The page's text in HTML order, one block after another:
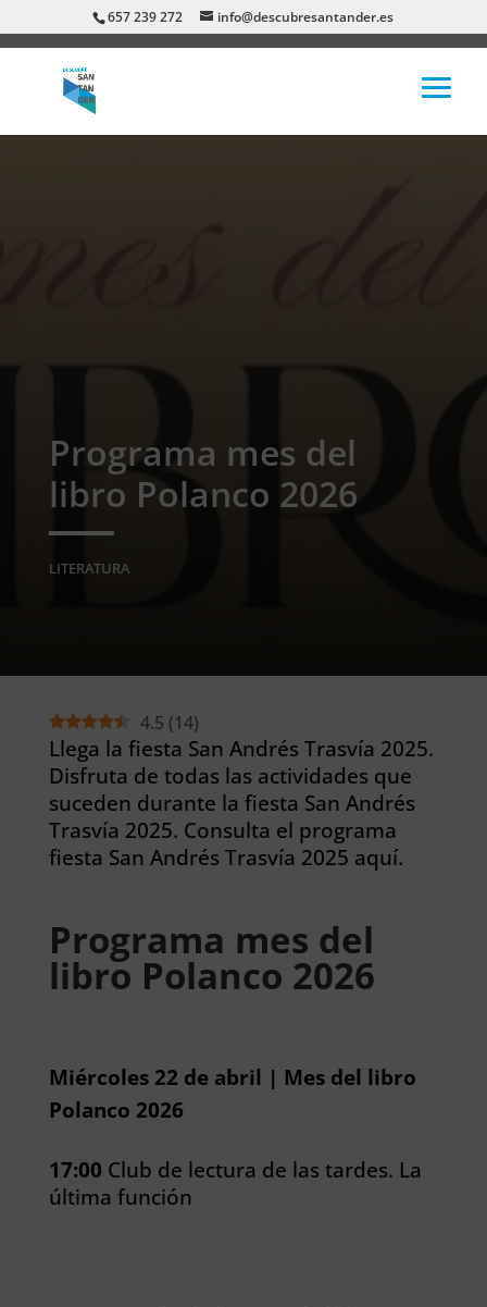
657 239 272 info@descubresantander.es
Programa mes del
libro Polanco 2026
LITERATURA
4.5 (14)
Llega la fiesta San Andrés Trasvía 2025.
Disfruta de todas las actividades que
suceden durante la fiesta San Andrés
Trasvía 2025. Consulta el programa
fiesta San Andrés Trasvía 2025 aquí.
Programa mes del
libro Polanco 2026
Miércoles 22 de abril | Mes del libro
Polanco 2026
17:00 Club de lectura de las tardes. La
última función